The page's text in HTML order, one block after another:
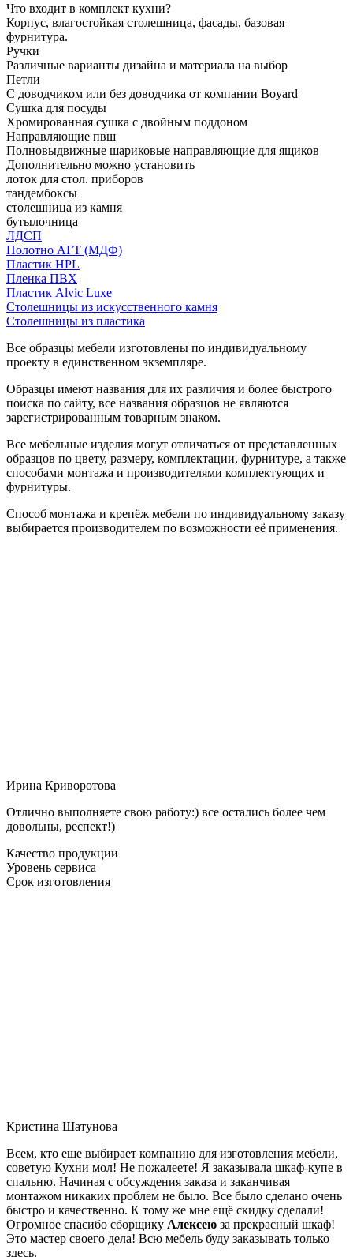
Что входит в комплект кухни?
Корпус, влагостойкая столешница, фасады, базовая
фурнитура.
Ручки
Различные варианты дизайна и материала на выбор
Петли
С доводчиком или без доводчика от компании Boyard
Сушка для посуды
Хромированная сушка с двойным поддоном
Направляющие пвш
Полновыдвижные шариковые направляющие для ящиков
Дополнительно можно установить
лоток для стол. приборов
тандембоксы
столешница из камня
бутылочница
ЛДСП
Полотно АГТ (МДФ)
Пластик HPL
Пленка ПВХ
Пластик Alvic Luxe
Столешницы из искусственного камня
Столешницы из пластика
Все образцы мебели изготовлены по индивидуальному
проекту в единственном экземпляре.
Образцы имеют названия для их различия и более быстрого
поиска по сайту, все названия образцов не являются
зарегистрированным товарным знаком.
Все мебельные изделия могут отличаться от представленных
образцов по цвету, размеру, комплектации, фурнитуре, а также
способами монтажа и производителями комплектующих и
фурнитуры.
Способ монтажа и крепёж мебели по индивидуальному заказу
выбирается производителем по возможности её применения.
Ирина Криворотова
Отлично выполняете свою работу:) все остались более чем
довольны, респект!)
Качество продукции
Уровень сервиса
Срок изготовления
Кристина Шатунова
Всем, кто еще выбирает компанию для изготовления мебели,
советую Кухни мол! Не пожалеете! Я заказывала шкаф-купе в
спальню. Начиная с обсуждения заказа и заканчивая
монтажом никаких проблем не было. Все было сделано очень
быстро и качественно. К тому же мне ещё скидку сделали!
Огромное спасибо сборщику Алексею за прекрасный шкаф!
Это мастер своего дела! Всю мебель буду заказывать только
здесь.